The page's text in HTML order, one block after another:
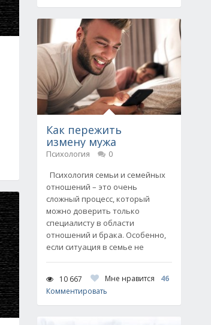
Как пережить
измену мужа
Психология
0
Психология семьи и семейных
отношений – это очень
сложный процесс, который
можно доверить только
специалисту в области
отношений и брака. Особенно,
если ситуация в семье не
10 667 Мне нравится
46
Комментировать